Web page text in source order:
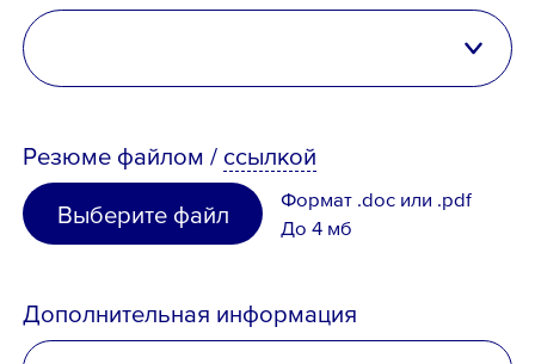
Беларусь
Узбекистан
Иное
неполное высшее
среднее специальное
отсутствует
Резюме файлом / ссылкой
Выберите файл
Формат .doc или .pdf
До 4 мб
Дополнительная информация